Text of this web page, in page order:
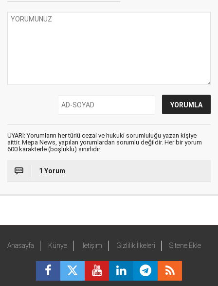
UYARI: Yorumların her türlü cezai ve hukuki sorumluluğu yazan kişiye
aittir. Mepa News, yapılan yorumlardan sorumlu değildir. Her bir yorum
600 karakterle (boşluklu) sınırlıdır.
1 Yorum
Anasayfa Künye İletişim Gizlilik İlkeleri Sitene Ekle